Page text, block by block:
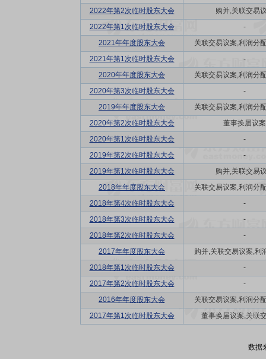
2022年第2次临时股东大会
购并,关联交易
2022年第1次临时股东大会
-
2021年年度股东大会
关联交易议案,利润分
2021年第1次临时股东大会
-
2020年年度股东大会
关联交易议案,利润分
2020年第3次临时股东大会
-
2019年年度股东大会
关联交易议案,利润分
2020年第2次临时股东大会
董事换届议案
2020年第1次临时股东大会
-
2019年第2次临时股东大会
-
2019年第1次临时股东大会
购并,关联交易
2018年年度股东大会
关联交易议案,利润分
2018年第4次临时股东大会
-
2018年第3次临时股东大会
-
2018年第2次临时股东大会
-
2017年年度股东大会
购并,关联交易议案,利
2018年第1次临时股东大会
-
2017年第2次临时股东大会
-
2016年年度股东大会
关联交易议案,利润分
2017年第1次临时股东大会
董事换届议案,关联
数据